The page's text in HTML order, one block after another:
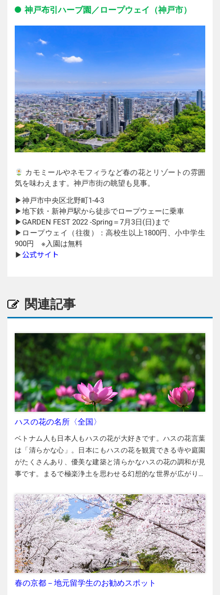
神戸布引ハーブ園／ロープウェイ（神戸市）
カモミールやネモフィラなど春の花とリゾートの雰囲
気を味わえます。神戸市街の眺望も見事。
▶︎神戸市中央区北野町1-4-3
▶︎地下鉄・新神戸駅から徒歩でロープウェーに乗車
▶︎GARDEN FEST 2022 -Spring＝7月3日(日)まで
▶︎ロープウェイ（往復）：高校生以上1800円、小中学生
900円 ※入園は無料
▶︎ 公式サイト
関連記事
ハスの花の名所〈全国〉
ベトナム人も日本人もハスの花が大好きです。ハスの花言葉
は「清らかな心」。日本にもハスの花を観賞できる寺や庭園
がたくさんあり、優美な建築と清らかなハスの花の調和が見
事です。まるで極楽浄土を思わせる幻想的な世界が広がり、
えする日本全国のハスの花の名所を紹介します。 東北エリア
猿賀公園【青森県】 猿賀（さるか）公園の池には、和蓮（わ
れん）というハスが美しく咲き誇ります。和蓮とは古くから
日本に自生しているハスです。「津軽富士」と呼ばれる美し
い山「岩木山」の眺めも楽しめます。 ▶︎平川市猿賀池上 ▶︎弘
南鉄道・津軽尾上駅から1.6 km ▶︎平川市蓮の花まつり：7月
下旬～8月下旬 ▶︎無料 ▶︎参考サイト 千秋公園【秋田県】 久保
田城の跡地を整備した千秋公園。夏になると、園内の堀を埋
春の京都－地元留学生のお勧めスポット